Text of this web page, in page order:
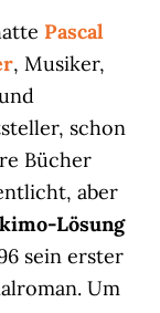
Pascal
, Musiker,
schon
Bücher
aber
Lösung
sein erster
Um